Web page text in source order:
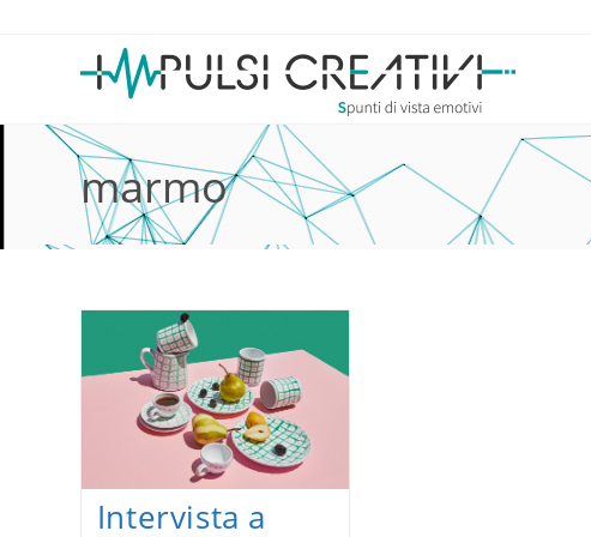
marmo
Intervista a